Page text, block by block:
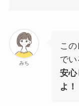
みち
こ
でい
安心
よ！